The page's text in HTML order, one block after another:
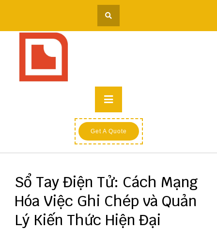
Primary
Menu
Get A Quote
Sổ Tay Điện Tử: Cách Mạng
Hóa Việc Ghi Chép và Quản
Lý Kiến Thức Hiện Đại